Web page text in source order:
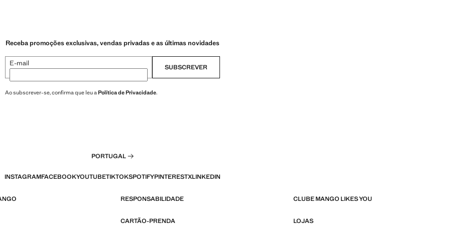
Receba promoções exclusivas, vendas privadas e as últimas novidades
E-mail SUBSCREVER
Ao subscrever-se, confirma que leu a Política de Privacidade.
PORTUGAL
INSTAGRAMFACEBOOKYOUTUBETIKTOKSPOTIFYPINTERESTXLINKEDIN
RESPONSABILIDADE CLUBE MANGO LIKES YOU
CARTÃO-PRENDA LOJAS